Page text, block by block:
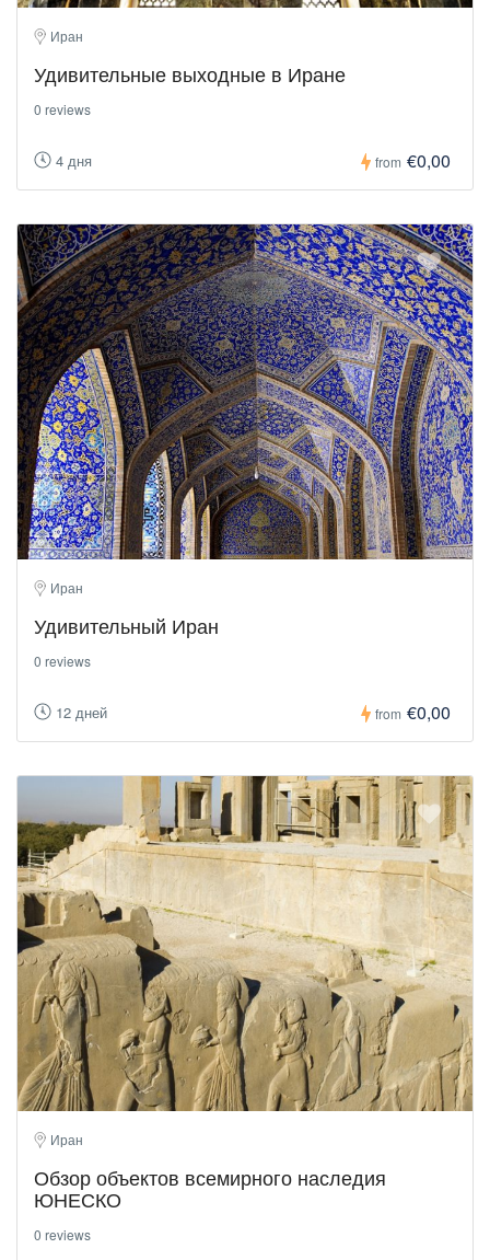
Иран
Удивительные выходные в Иране
0 reviews
4 дня from €0,00
Иран
Удивительный Иран
0 reviews
12 дней from €0,00
Иран
Обзор объектов всемирного наследия
ЮНЕСКО
0 reviews